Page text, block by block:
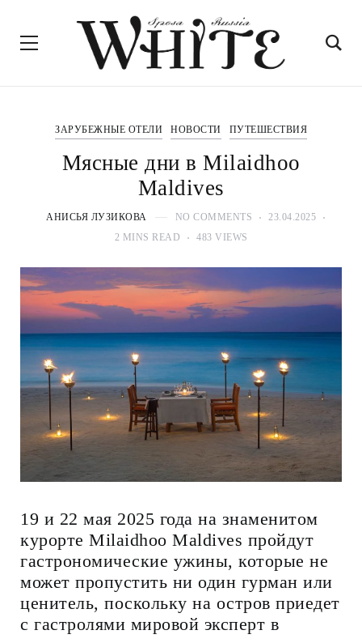
ЗАРУБЕЖНЫЕ ОТЕЛИ НОВОСТИ ПУТЕШЕСТВИЯ
Мясные дни в Milaidhoo
Maldives
АНИСЬЯ ЛУЗИКОВА NO COMMENTS
23.04.2025
2 MINS READ
483 VIEWS
19 и 22 мая 2025 года на знаменитом
курорте Milaidhoo Maldives пройдут
гастрономические ужины, которые не
может пропустить ни один гурман или
ценитель, поскольку на остров приедет
с гастролями мировой эксперт в